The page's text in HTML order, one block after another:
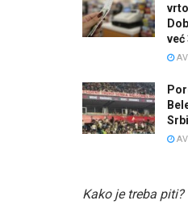
već
Kako je treba piti?